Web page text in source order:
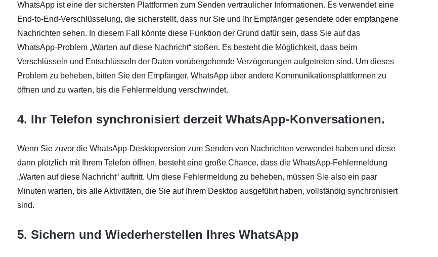
WhatsApp ist eine der sichersten Plattformen zum Senden vertraulicher Informationen. Es verwendet eine
End-to-End-Verschlüsselung, die sicherstellt, dass nur Sie und Ihr Empfänger gesendete oder empfangene
Nachrichten sehen. In diesem Fall könnte diese Funktion der Grund dafür sein, dass Sie auf das
WhatsApp-Problem „Warten auf diese Nachricht“ stoßen. Es besteht die Möglichkeit, dass beim
Verschlüsseln und Entschlüsseln der Daten vorübergehende Verzögerungen aufgetreten sind. Um dieses
Problem zu beheben, bitten Sie den Empfänger, WhatsApp über andere Kommunikationsplattformen zu
öffnen und zu warten, bis die Fehlermeldung verschwindet.
4. Ihr Telefon synchronisiert derzeit WhatsApp-Konversationen.
Wenn Sie zuvor die WhatsApp-Desktopversion zum Senden von Nachrichten verwendet haben und diese
dann plötzlich mit Ihrem Telefon öffnen, besteht eine große Chance, dass die WhatsApp-Fehlermeldung
„Warten auf diese Nachricht“ auftritt. Um diese Fehlermeldung zu beheben, müssen Sie also ein paar
Minuten warten, bis alle Aktivitäten, die Sie auf Ihrem Desktop ausgeführt haben, vollständig synchronisiert
sind.
5. Sichern und Wiederherstellen Ihres WhatsApp